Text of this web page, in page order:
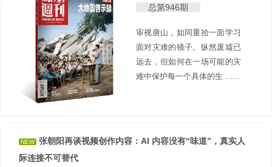
总第946期
审视唐山，如同重拾一面学习
面对灾难的镜子。纵然废墟已
远去，但如何在一场可能的灾
难中保护每一个具体的生 ......
NEW
张朝阳再谈视频创作内容：AI 内容没有“味道”，真实人
际连接不可替代